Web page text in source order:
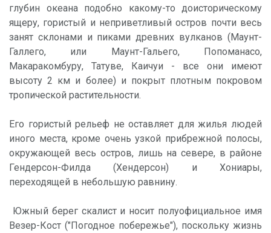
глубин океана подобно какому-то доисторическому
ящеру, гористый и неприветливый остров почти весь
занят склонами и пиками древних вулканов (Маунт-
Галлего, или Маунт-Гальего, Попоманасо,
Макаракомбуру, Татуве, Каичуи - все они имеют
высоту 2 км и более) и покрыт плотным покровом
тропической растительности.
Его гористый рельеф не оставляет для жилья людей
иного места, кроме очень узкой прибрежной полосы,
окружающей весь остров, лишь на севере, в районе
Гендерсон-Филда (Хендерсон) и Хониары,
переходящей в небольшую равнину.
Южный берег скалист и носит полуофициальное имя
Везер-Кост ("Погодное побережье"), поскольку жизнь